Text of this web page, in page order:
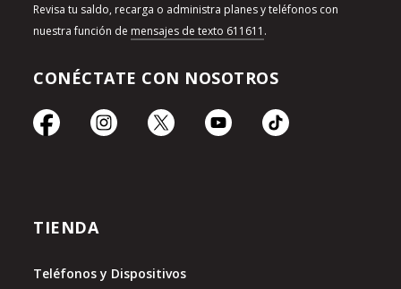
Revisa tu saldo, recarga o administra planes y teléfonos con
nuestra función de mensajes de texto 611611 .
CONÉCTATE CON NOSOTROS
TIENDA
Teléfonos y Dispositivos